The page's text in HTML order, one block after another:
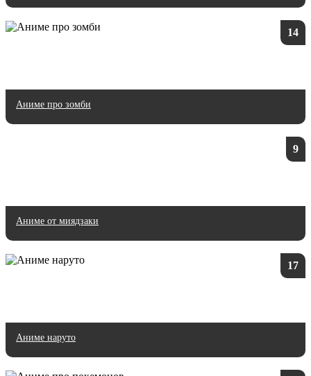
14
Аниме про зомби
9
Аниме от миядзаки
17
Аниме наруто